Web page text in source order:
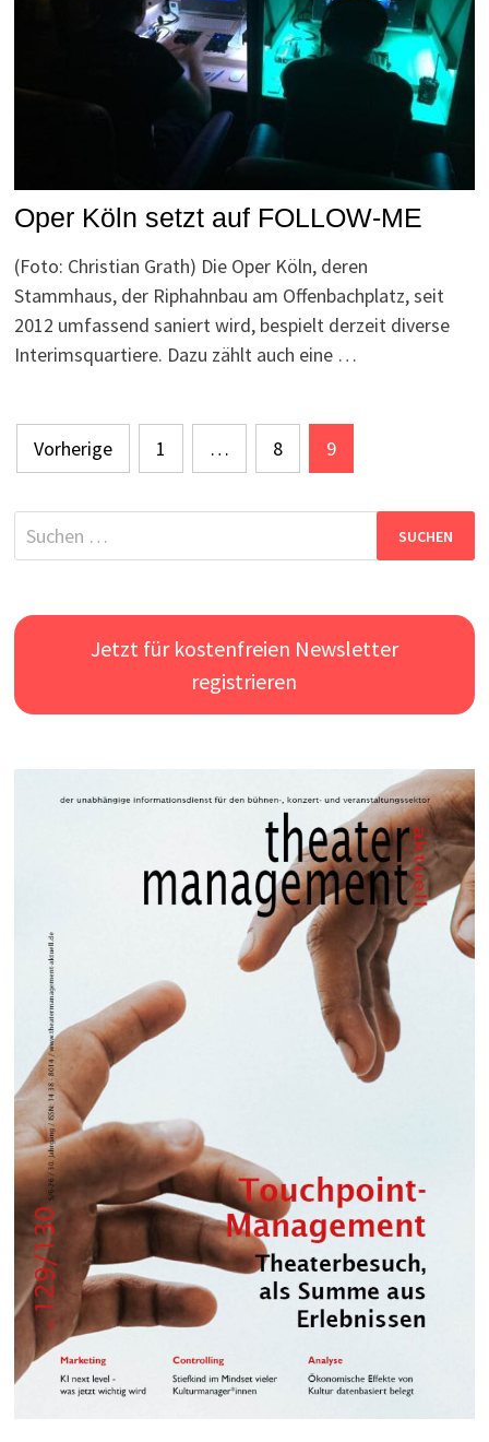
Oper Köln setzt auf FOLLOW-ME
(Foto: Christian Grath) Die Oper Köln, deren
Stammhaus, der Riphahnbau am Offenbachplatz, seit
2012 umfassend saniert wird, bespielt derzeit diverse
Interimsquartiere. Dazu zählt auch eine …
Seitennummerierung
der
Beiträge
Vorherige 1 … 8 9
Suchen
nach:
Jetzt für kostenfreien Newsletter
registrieren